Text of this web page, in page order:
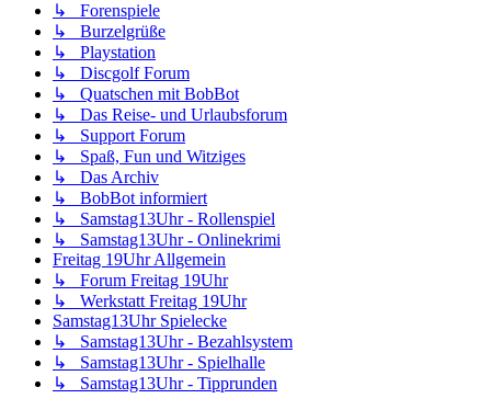
↳ Forenspiele
↳ Burzelgrüße
↳ Playstation
↳ Discgolf Forum
↳ Quatschen mit BobBot
↳ Das Reise- und Urlaubsforum
↳ Support Forum
↳ Spaß, Fun und Witziges
↳ Das Archiv
↳ BobBot informiert
↳ Samstag13Uhr - Rollenspiel
↳ Samstag13Uhr - Onlinekrimi
Freitag 19Uhr Allgemein
↳ Forum Freitag 19Uhr
↳ Werkstatt Freitag 19Uhr
Samstag13Uhr Spielecke
↳ Samstag13Uhr - Bezahlsystem
↳ Samstag13Uhr - Spielhalle
↳ Samstag13Uhr - Tipprunden